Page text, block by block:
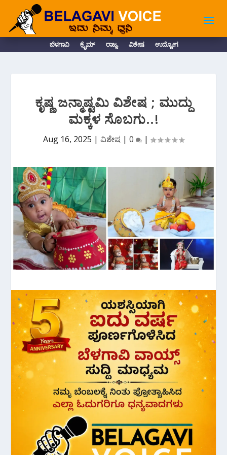
ಬೆಳಗಾವಿ ಕ್ರೈಮ್ ರಾಜ್ಯ ವಿಶೇಷ ಉದ್ಯೋಗ
ಕೃಷ್ಣ ಜನ್ಮಾಷ್ಟಮಿ ವಿಶೇಷ ; ಮುದ್ದು
ಮಕ್ಕಳ ಸೊಬಗು..!
Aug 16, 2025 | ವಿಶೇಷ | 0 |